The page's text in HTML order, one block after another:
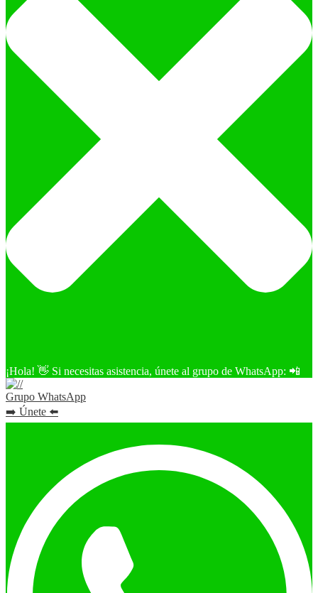
¡Hola! 👋 Si necesitas asistencia, únete al grupo de WhatsApp: 📲
Grupo WhatsApp
➡️ Únete ⬅️